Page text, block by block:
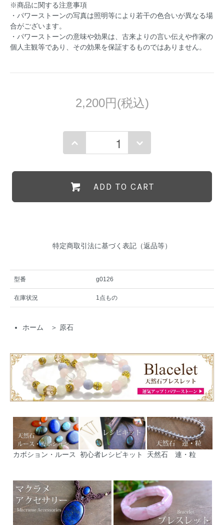
※商品に関する注意事項
・パワーストーンの写真は照明等により若干の色合いが異なる場
合がございます。
・パワーストーンの意味や効果は、古来よりの言い伝えや作家の
個人主観等であり、その効果を保証するものではありません。
2,200円(税込)
ADD TO CART
特定商取引法に基づく表記（返品等）
型番 g0126
在庫状況 1点もの
ホーム ＞ 原石
カボション・ルース 初心者レシピキット 天然石 連・粒